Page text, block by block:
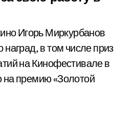
Игорь Миркурбанов
наград, в том числе приз
на Кинофестивале в
премию «Золотой